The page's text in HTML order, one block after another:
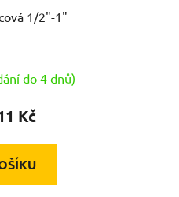
1/2"-1"
do 4 dnů)
Kč